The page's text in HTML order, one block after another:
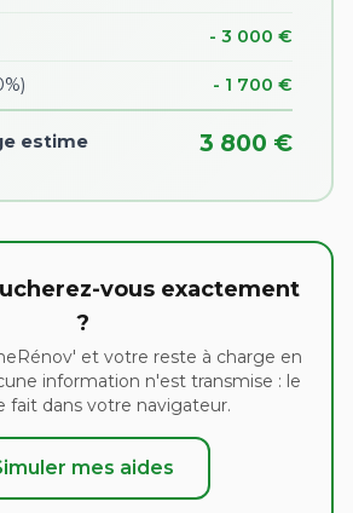
- 3 000 €
- 1 700 €
estime 3 800 €
vous exactement
?
et votre reste à charge en
information n'est transmise : le
fait dans votre navigateur.
mes aides